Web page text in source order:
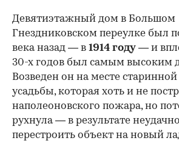
Девятиэтажный дом в Большом
Гнездниковском переулке был
века назад — в 1914 году — и
30-х годов был самым высоким
Возведен он на месте
усадьбы, которая хоть и не
наполеоновского пожара, но
рухнула — в результате
перестроить объект на новый